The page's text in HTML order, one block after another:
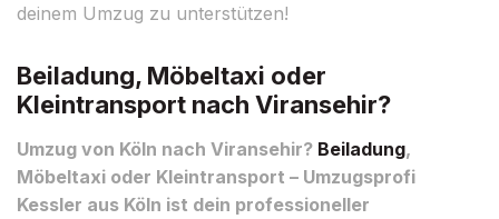
deinem Umzug zu unterstützen!
Beiladung, Möbeltaxi oder
Kleintransport nach Viransehir?
Umzug von Köln nach Viransehir? Beiladung,
Möbeltaxi oder Kleintransport – Umzugsprofi
Kessler aus Köln ist dein professioneller